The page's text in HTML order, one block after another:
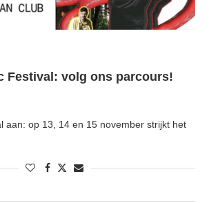
Festival: volg ons parcours!
aan: op 13, 14 en 15 november strijkt het